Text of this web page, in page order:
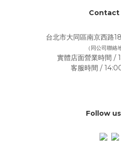
Contact
台北市大同區南京西路
（同公司聯絡
實體店面營業時間 /
客服時間 /
Follow